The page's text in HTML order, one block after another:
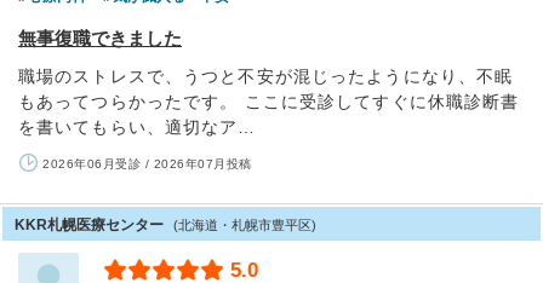
無事復職できました
職場のストレスで、うつと不安が混じったようになり、不眠
もあってつらかったです。 ここに受診してすぐに休職診断書
を書いてもらい、適切なア…
2026年06月受診 / 2026年07月投稿
KKR札幌医療センター (北海道・札幌市豊平区)
5.0